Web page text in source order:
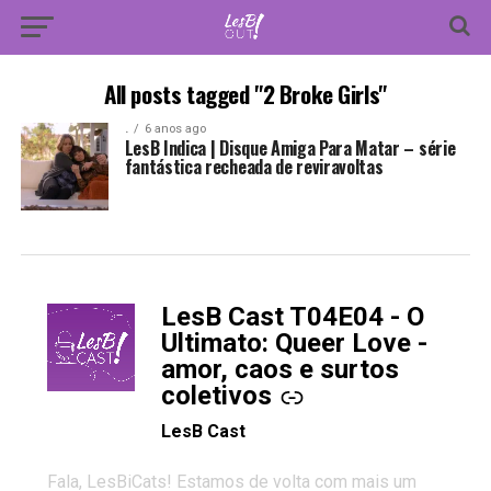
All posts tagged "2 Broke Girls"
. 6 anos ago
LesB Indica | Disque Amiga Para Matar – série
fantástica recheada de reviravoltas
LesB Cast T04E04 - O
Ultimato: Queer Love -
amor, caos e surtos
coletivos
-
LesB Cast
Fala, LesBiCats! Estamos de volta com mais um